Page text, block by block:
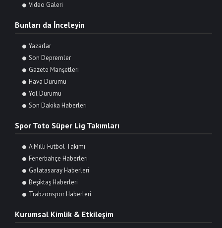
Video Galeri
Bunları da İnceleyin
Yazarlar
Son Depremler
Gazete Manşetleri
Hava Durumu
Yol Durumu
Son Dakika Haberleri
Spor Toto Süper Lig Takımları
A Milli Futbol Takımı
Fenerbahçe Haberleri
Galatasaray Haberleri
Beşiktaş Haberleri
Trabzonspor Haberleri
Kurumsal Kimlik & Etkileşim